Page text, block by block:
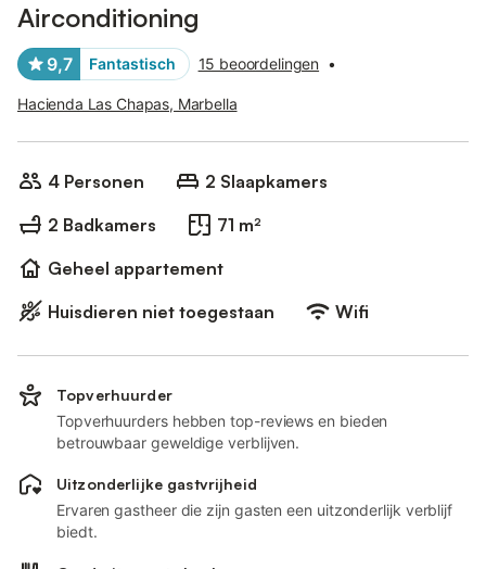
Airconditioning
9,7 Fantastisch 15 beoordelingen •
Hacienda Las Chapas, Marbella
4 Personen
2 Slaapkamers
2 Badkamers
71 m²
Geheel appartement
Huisdieren niet toegestaan
Wifi
Topverhuurder
Topverhuurders hebben top-reviews en bieden
betrouwbaar geweldige verblijven.
Uitzonderlijke gastvrijheid
Ervaren gastheer die zijn gasten een uitzonderlijk verblijf
biedt.